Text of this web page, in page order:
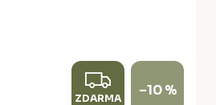
Z
ZDARMA –10 %